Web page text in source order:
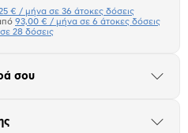
κάρτα
Μήνα
€ / μήνα σε 36 άτοκες δόσεις
93,00 € / μήνα σε 6 άτοκες δόσεις
28 δόσεις
σου
Άνοιξε
Άνοιξε